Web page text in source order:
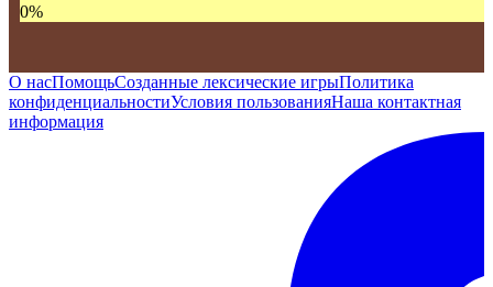
0%
О насПомощьСозданные лексические игрыПолитика
конфиденциальностиУсловия пользованияНаша контактная
информация